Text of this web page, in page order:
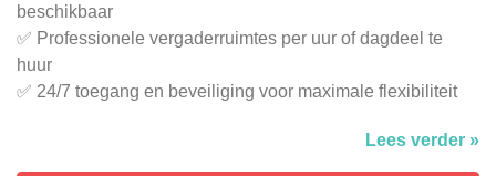
beschikbaar
✅ Professionele vergaderruimtes per uur of dagdeel te
huur
✅ 24/7 toegang en beveiliging voor maximale flexibiliteit
Lees verder »